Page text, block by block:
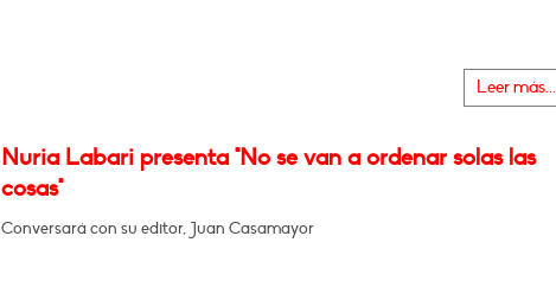
Leer más...
Nuria Labari presenta "No se van a ordenar solas las
cosas"
Conversará con su editor, Juan Casamayor